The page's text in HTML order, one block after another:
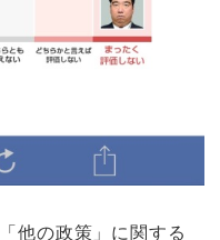
他の政策」に関する